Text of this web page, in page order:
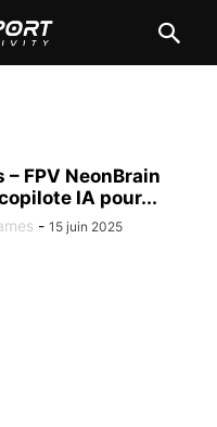
– FPV NeonBrain
IA pour...
- 15 juin 2025